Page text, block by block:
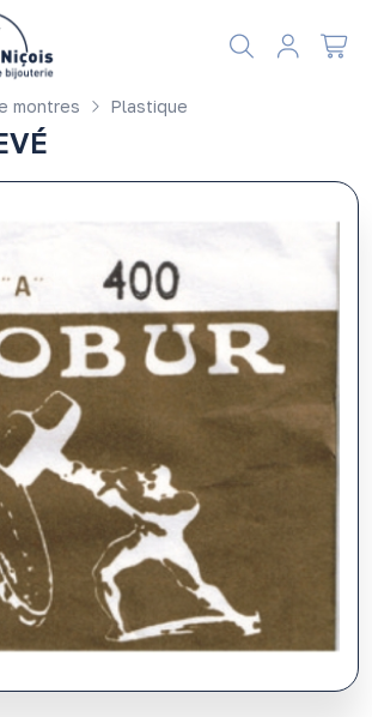
montres Plastique
en matière de cookies